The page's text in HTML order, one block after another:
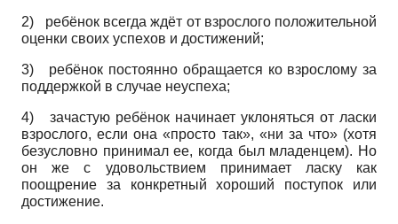
2) ребёнок всегда ждёт от взрослого положительной
оценки своих успехов и достижений;
3) ребёнок постоянно обращается ко взрослому за
поддержкой в случае неуспеха;
4) зачастую ребёнок начинает уклоняться от ласки
взрослого, если она «просто так», «ни за что» (хотя
безусловно принимал ее, когда был младенцем). Но
он же с удовольствием принимает ласку как
поощрение за конкретный хороший поступок или
достижение.